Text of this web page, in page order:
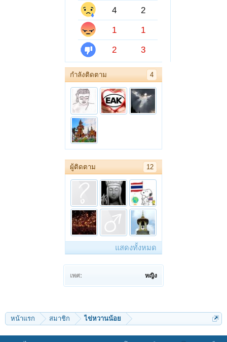
4
2
1
1
2
3
กำลังติดตาม 4
ผู้ติดตาม 12
แสดงทั้งหมด
เพศ: หญิง
หน้าแรก สมาชิก ไข่หวานน้อย